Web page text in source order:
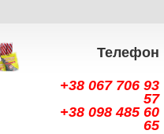
Телефон
+38 067 706 93
57
+38 098 485 60
65